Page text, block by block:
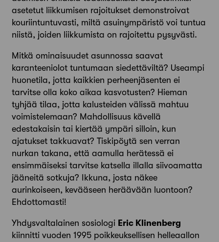
asetetut liikkumisen rajoitukset demonstroivat
kouriintuntuvasti, miltä asuinympäristö voi tuntua
niistä, joiden liikkumista on rajoitettu pysyvästi.
Mitkä ominaisuudet asunnossa saavat
karanteeniolot tuntumaan siedettäviltä? Useampi
huonetila, jotta kaikkien perheenjäsenten ei
tarvitse olla koko aikaa kasvotusten? Hieman
tyhjää tilaa, jotta kalusteiden välissä mahtuu
voimistelemaan? Mahdollisuus kävellä
edestakaisin tai kiertää ympäri silloin, kun
ajatukset takkuavat? Tiskipöytä sen verran
nurkan takana, että aamulla herätessä ei
ensimmäiseksi tarvitse katsella illalla siivoamatta
jääneitä sotkuja? Ikkuna, josta näkee
aurinkoiseen, kevääseen heräävään luontoon?
Ehdottomasti!
Yhdysvaltalainen sosiologi Eric Klinenberg
kiinnitti vuoden 1995 poikkeuksellisen helleaallon